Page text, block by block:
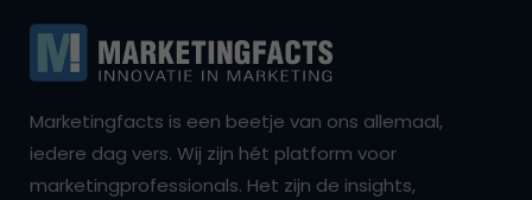
Marketingfacts is een beetje van ons allemaal,
iedere dag vers. Wij zijn hét platform voor
marketingprofessionals. Het zijn de insights,